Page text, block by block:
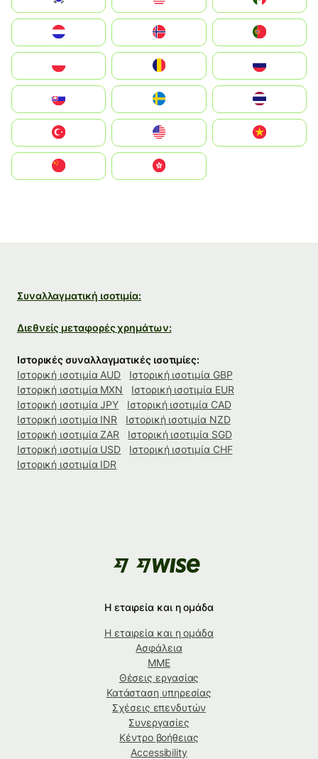
United States
中國香港特別行政區
Συναλλαγματική ισοτιμία:
Διεθνείς μεταφορές χρημάτων:
Ιστορικές συναλλαγματικές ισοτιμίες:
Ιστορική ισοτιμία AUD
Ιστορική ισοτιμία GBP
Ιστορική ισοτιμία MXN
Ιστορική ισοτιμία EUR
Ιστορική ισοτιμία JPY
Ιστορική ισοτιμία CAD
Ιστορική ισοτιμία INR
Ιστορική ισοτιμία NZD
Ιστορική ισοτιμία ZAR
Ιστορική ισοτιμία SGD
Ιστορική ισοτιμία USD
Ιστορική ισοτιμία CHF
Ιστορική ισοτιμία IDR
Η εταιρεία και η ομάδα
Η εταιρεία και η ομάδα
Ασφάλεια
ΜΜΕ
Θέσεις εργασίας
Κατάσταση υπηρεσίας
Σχέσεις επενδυτών
Συνεργασίες
Κέντρο βοήθειας
Accessibility